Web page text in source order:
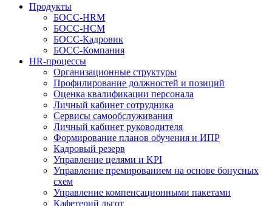
Продукты
БОСС-HRM
БОСС-HCM
БОСС-Кадровик
БОСС-Компания
HR-процессы
Организационные структуры
Профилирование должностей и позиций
Оценка квалификации персонала
Личный кабинет сотрудника
Сервисы самообслуживания
Личный кабинет руководителя
Формирование планов обучения и ИПР
Кадровый резерв
Управление целями и KPI
Управление премированием на основе бонусных
схем
Управление компенсационными пакетами
Кафетерий льгот